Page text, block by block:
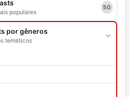
populares
50
por gêneros
temáticos